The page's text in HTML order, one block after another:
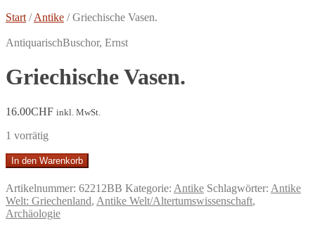
Start /Antike /Griechische Vasen.
AntiquarischBuschor, Ernst
Griechische Vasen.
16.00CHF inkl. MwSt.
1 vorrätig
Griechische
Vasen.
Menge
In den Warenkorb
Artikelnummer: 62212BB Kategorie: Antike Schlagwörter: Antike
Welt: Griechenland, Antike Welt/Altertumswissenschaft,
Archäologie